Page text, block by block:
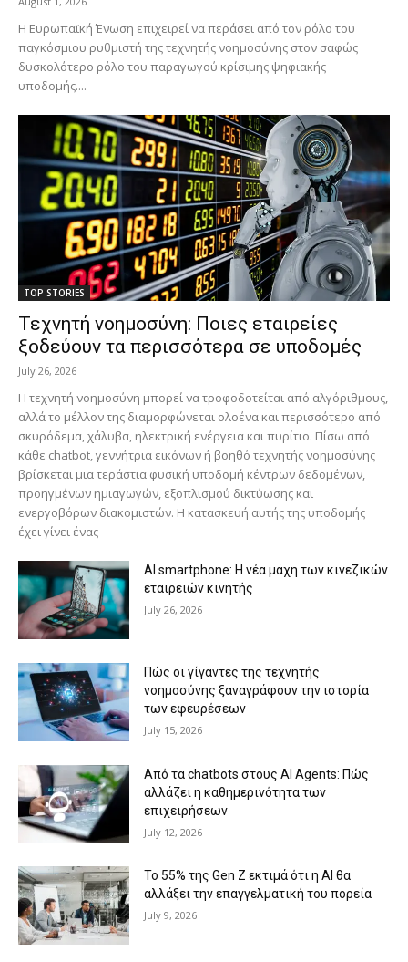
Η Ευρωπαϊκή Ένωση επιχειρεί να περάσει από τον ρόλο του
παγκόσμιου ρυθμιστή της τεχνητής νοημοσύνης στον σαφώς
δυσκολότερο ρόλο του παραγωγού κρίσιμης ψηφιακής
υποδομής....
TOP STORIES
Τεχνητή νοημοσύνη: Ποιες εταιρείες
ξοδεύουν τα περισσότερα σε υποδομές
July 26, 2026
Η τεχνητή νοημοσύνη μπορεί να τροφοδοτείται από αλγόριθμους,
αλλά το μέλλον της διαμορφώνεται ολοένα και περισσότερο από
σκυρόδεμα, χάλυβα, ηλεκτρική ενέργεια και πυρίτιο. Πίσω από
κάθε chatbot, γεννήτρια εικόνων ή βοηθό τεχνητής νοημοσύνης
βρίσκεται μια τεράστια φυσική υποδομή κέντρων δεδομένων,
προηγμένων ημιαγωγών, εξοπλισμού δικτύωσης και
ενεργοβόρων διακομιστών. Η κατασκευή αυτής της υποδομής
έχει γίνει ένας
AI smartphone: Η νέα μάχη των κινεζικών
εταιρειών κινητής
July 26, 2026
Πώς οι γίγαντες της τεχνητής
νοημοσύνης ξαναγράφουν την ιστορία
των εφευρέσεων
July 15, 2026
Από τα chatbots στους AI Agents: Πώς
αλλάζει η καθημερινότητα των
επιχειρήσεων
July 12, 2026
Το 55% της Gen Z εκτιμά ότι η AI θα
αλλάξει την επαγγελματική του πορεία
July 9, 2026